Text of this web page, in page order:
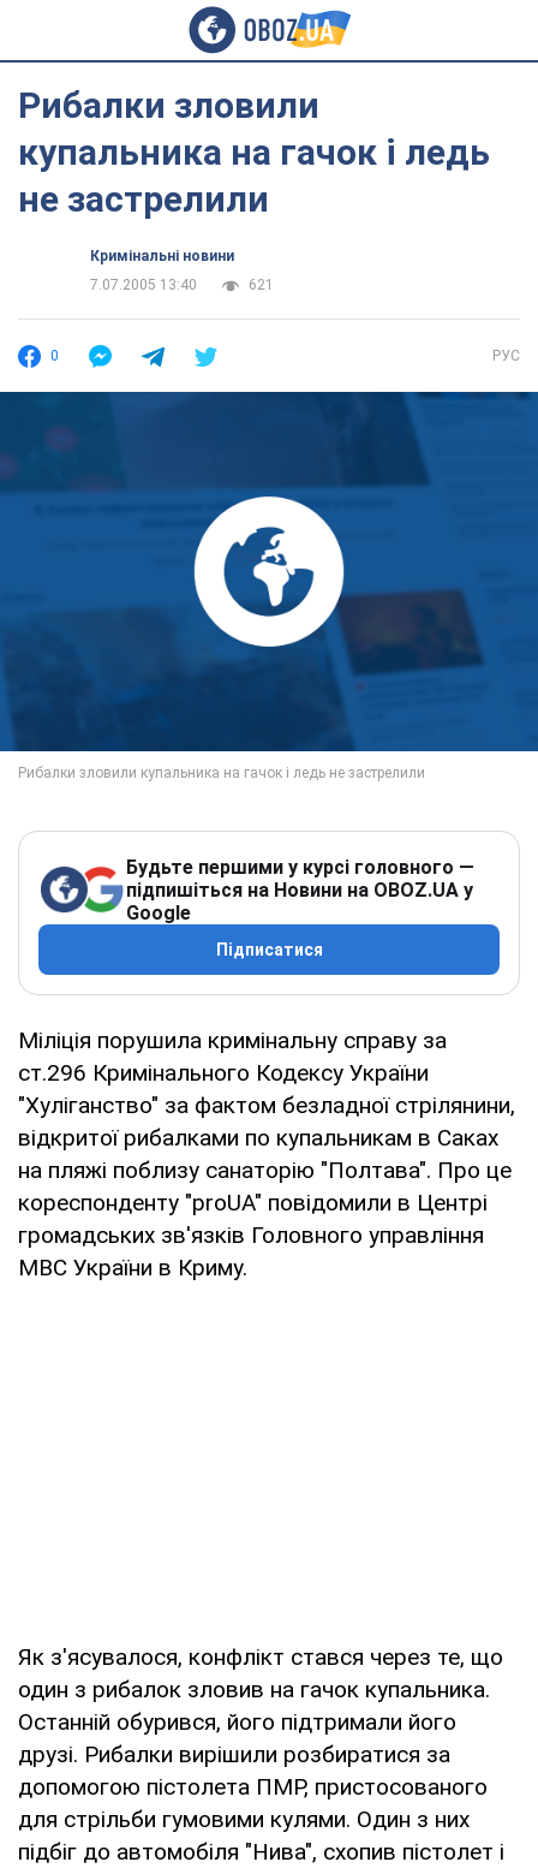
Рибалки зловили
купальника на гачок і ледь
не застрелили
Кримінальні новини
7.07.2005 13:40
621
0 РУС
Будьте першими у курсі головного —
підпишіться на Новини на OBOZ.UA у
Google
Підписатися
Міліція порушила кримінальну справу за
ст.296 Кримінального Кодексу України
"Хуліганство" за фактом безладної стрілянини,
відкритої рибалками по купальникам в Саках
на пляжі поблизу санаторію "Полтава". Про це
кореспонденту "proUA" повідомили в Центрі
громадських зв'язків Головного управління
МВС України в Криму.
Як з'ясувалося, конфлікт стався через те, що
один з рибалок зловив на гачок купальника.
Останній обурився, його підтримали його
друзі. Рибалки вирішили розбиратися за
допомогою пістолета ПМР, пристосованого
для стрільби гумовими кулями. Один з них
підбіг до автомобіля "Нива", схопив пістолет і